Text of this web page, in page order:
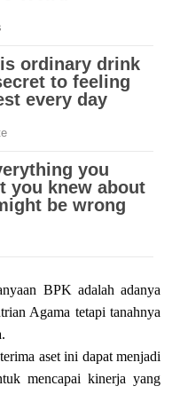
BPK adalah adanya
Agama tetapi tanahnya
aset ini dapat menjadi
mencapai kinerja yang